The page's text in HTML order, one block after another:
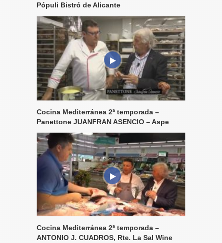
Pópuli Bistró de Alicante
Cocina Mediterránea 2ª temporada –
Panettone JUANFRAN ASENCIO – Aspe
Cocina Mediterránea 2ª temporada –
ANTONIO J. CUADROS, Rte. La Sal Wine